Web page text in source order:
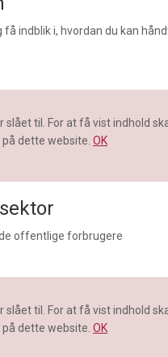
indblik i, hvordan du kan
til. For at få vist indhold
dette website. OK
offentlige forbrugere
til. For at få vist indhold
dette website. OK